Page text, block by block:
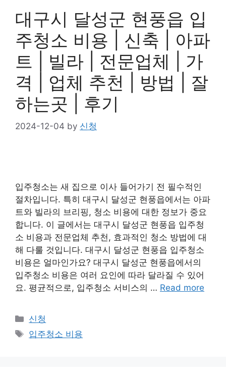
대구시 달성군 현풍읍 입
주청소 비용 | 신축 | 아파
트 | 빌라 | 전문업체 | 가
격 | 업체 추천 | 방법 | 잘
하는곳 | 후기
2024-12-04 by 신청
입주청소는 새 집으로 이사 들어가기 전 필수적인
절차입니다. 특히 대구시 달성군 현풍읍에서는 아파
트와 빌라의 브리핑, 청소 비용에 대한 정보가 중요
합니다. 이 글에서는 대구시 달성군 현풍읍 입주청
소 비용과 전문업체 추천, 효과적인 청소 방법에 대
해 다룰 것입니다. 대구시 달성군 현풍읍 입주청소
비용은 얼마인가요? 대구시 달성군 현풍읍에서의
입주청소 비용은 여러 요인에 따라 달라질 수 있어
요. 평균적으로, 입주청소 서비스의 … Read more
Categories
신청
Tags
입주청소 비용